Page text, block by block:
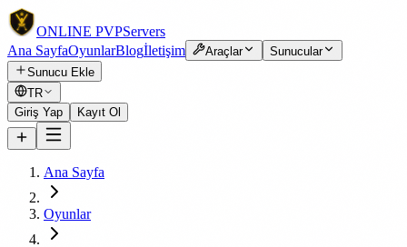
ONLINE PVPServers
Ana SayfaOyunlarBlogİletişim Araçlar
Sunucular
Sunucu Ekle
TR
Giriş Yap
Kayıt Ol
Ana Sayfa
Oyunlar